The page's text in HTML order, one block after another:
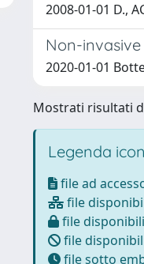
2008-01-01 D.,
Non-
2020-01-01
Mostrati risultati
Legenda
file ad
file
file
file
file sotto